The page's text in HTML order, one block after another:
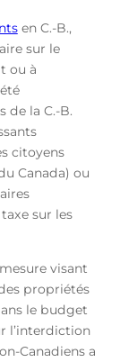
en C.-B.,
sur le
ou à
de la C.-B.
citoyens
Canada) ou
sur les
visant
propriétés
le budget
l’interdiction
Canadiens a